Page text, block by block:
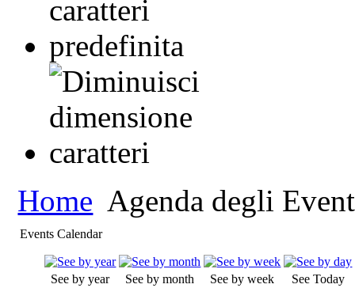
Home Agenda degli
Events Calendar
See by year See by month See by week
See Today